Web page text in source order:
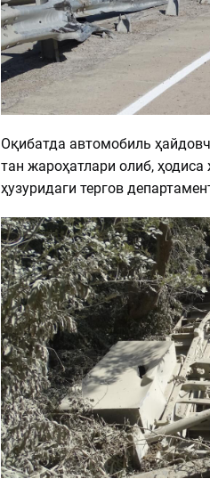
Оқибатда автомобиль
тан жароҳатлари олиб,
ҳузуридаги тергов